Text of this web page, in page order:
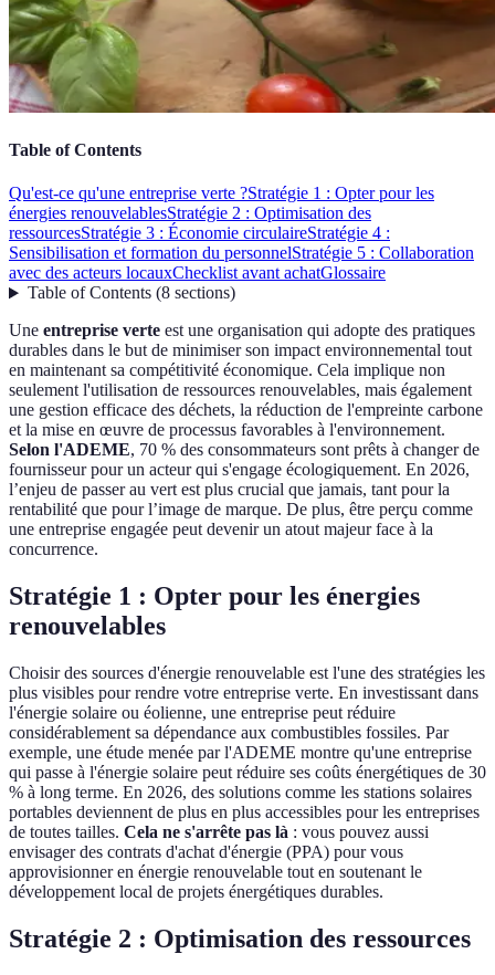
Table of Contents
Qu'est-ce qu'une entreprise verte ?Stratégie 1 : Opter pour les
énergies renouvelablesStratégie 2 : Optimisation des
ressourcesStratégie 3 : Économie circulaireStratégie 4 :
Sensibilisation et formation du personnelStratégie 5 : Collaboration
avec des acteurs locauxChecklist avant achatGlossaire
Table of Contents(8 sections)
Une entreprise verte est une organisation qui adopte des pratiques
durables dans le but de minimiser son impact environnemental tout
en maintenant sa compétitivité économique. Cela implique non
seulement l'utilisation de ressources renouvelables, mais également
une gestion efficace des déchets, la réduction de l'empreinte carbone
et la mise en œuvre de processus favorables à l'environnement.
Selon l'ADEME, 70 % des consommateurs sont prêts à changer de
fournisseur pour un acteur qui s'engage écologiquement. En 2026,
l’enjeu de passer au vert est plus crucial que jamais, tant pour la
rentabilité que pour l’image de marque. De plus, être perçu comme
une entreprise engagée peut devenir un atout majeur face à la
concurrence.
Stratégie 1 : Opter pour les énergies
renouvelables
Choisir des sources d'énergie renouvelable est l'une des stratégies les
plus visibles pour rendre votre entreprise verte. En investissant dans
l'énergie solaire ou éolienne, une entreprise peut réduire
considérablement sa dépendance aux combustibles fossiles. Par
exemple, une étude menée par l'ADEME montre qu'une entreprise
qui passe à l'énergie solaire peut réduire ses coûts énergétiques de 30
% à long terme. En 2026, des solutions comme les stations solaires
portables deviennent de plus en plus accessibles pour les entreprises
de toutes tailles. Cela ne s'arrête pas là : vous pouvez aussi
envisager des contrats d'achat d'énergie (PPA) pour vous
approvisionner en énergie renouvelable tout en soutenant le
développement local de projets énergétiques durables.
Stratégie 2 : Optimisation des ressources